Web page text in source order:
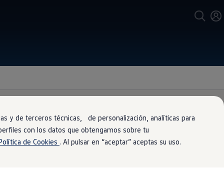
y de terceros técnicas, de personalización, analíticas para
con los datos que obtengamos sobre tu
de Cookies . Al pulsar en “aceptar” aceptas su uso.